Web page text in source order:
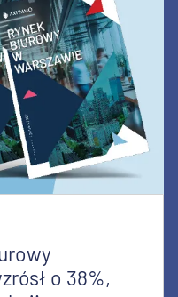
o 38%,